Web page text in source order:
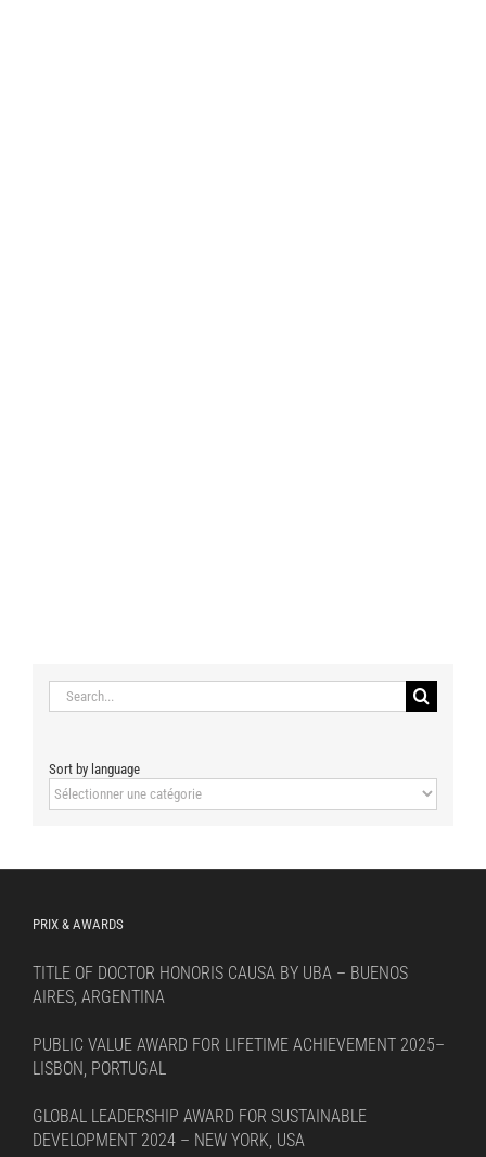
Search
for:
Sort by language
Sort
by
PRIX & AWARDS
TITLE OF DOCTOR HONORIS CAUSA BY UBA – BUENOS
AIRES, ARGENTINA
PUBLIC VALUE AWARD FOR LIFETIME ACHIEVEMENT 2025–
LISBON, PORTUGAL
GLOBAL LEADERSHIP AWARD FOR SUSTAINABLE
DEVELOPMENT 2024 – NEW YORK, USA